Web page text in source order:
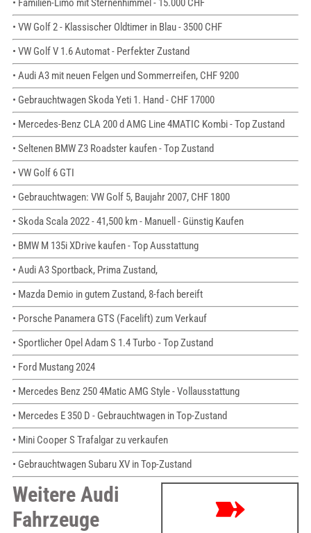
• Familien-Limo mit Sternenhimmel - 15.000 CHF
• VW Golf 2 - Klassischer Oldtimer in Blau - 3500 CHF
• VW Golf V 1.6 Automat - Perfekter Zustand
• Audi A3 mit neuen Felgen und Sommerreifen, CHF 9200
• Gebrauchtwagen Skoda Yeti 1. Hand - CHF 17000
• Mercedes-Benz CLA 200 d AMG Line 4MATIC Kombi - Top Zustand
• Seltenen BMW Z3 Roadster kaufen - Top Zustand
• VW Golf 6 GTI
• Gebrauchtwagen: VW Golf 5, Baujahr 2007, CHF 1800
• Skoda Scala 2022 - 41,500 km - Manuell - Günstig Kaufen
• BMW M 135i XDrive kaufen - Top Ausstattung
• Audi A3 Sportback, Prima Zustand,
• Mazda Demio in gutem Zustand, 8-fach bereift
• Porsche Panamera GTS (Facelift) zum Verkauf
• Sportlicher Opel Adam S 1.4 Turbo - Top Zustand
• Ford Mustang 2024
• Mercedes Benz 250 4Matic AMG Style - Vollausstattung
• Mercedes E 350 D - Gebrauchtwagen in Top-Zustand
• Mini Cooper S Trafalgar zu verkaufen
• Gebrauchtwagen Subaru XV in Top-Zustand
Weitere Audi
Fahrzeuge